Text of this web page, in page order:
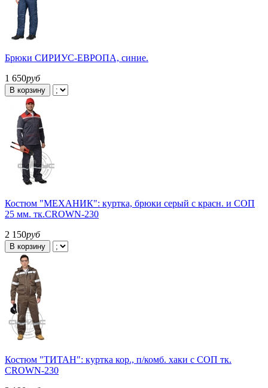
Брюки СИРИУС-ЕВРОПА, синие.
1 650руб
В корзину
Костюм "МЕХАНИК": куртка, брюки серый с красн. и СОП
25 мм. тк.CROWN-230
2 150руб
В корзину
Костюм "ТИТАН": куртка кор., п/комб. хаки с СОП тк.
CROWN-230